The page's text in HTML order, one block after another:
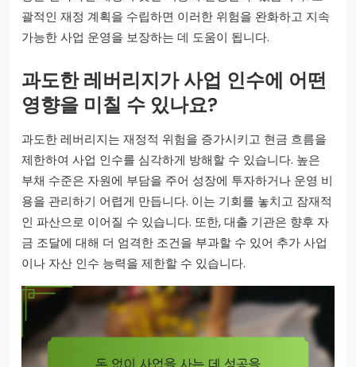
괄적인 재정 계획을 수립하면 이러한 위험을 완화하고 지속
가능한 사업 운영을 보장하는 데 도움이 됩니다.
과도한 레버리지가 사업 인수에 어떤
영향을 미칠 수 있나요?
과도한 레버리지는 재정적 위험을 증가시키고 현금 흐름을
제한하여 사업 인수를 심각하게 방해할 수 있습니다. 높은
부채 수준은 자원에 부담을 주어 성장에 투자하거나 운영 비
용을 관리하기 어렵게 만듭니다. 이는 기회를 놓치고 잠재적
인 파산으로 이어질 수 있습니다. 또한, 대출 기관은 향후 자
금 조달에 대해 더 엄격한 조건을 부과할 수 있어 추가 사업
이나 자산 인수 능력을 제한할 수 있습니다.